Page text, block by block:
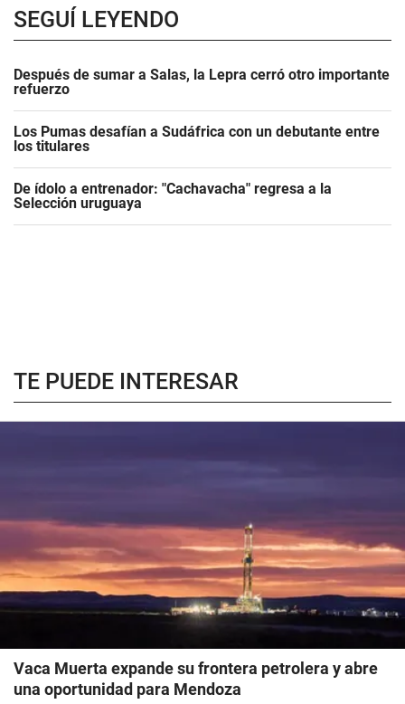
SEGUÍ LEYENDO
Después de sumar a Salas, la Lepra cerró otro importante
refuerzo
Los Pumas desafían a Sudáfrica con un debutante entre
los titulares
De ídolo a entrenador: "Cachavacha" regresa a la
Selección uruguaya
TE PUEDE INTERESAR
Vaca Muerta expande su frontera petrolera y abre
una oportunidad para Mendoza